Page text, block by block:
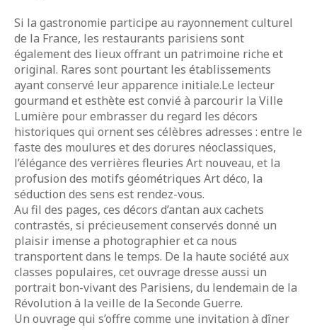
Si la gastronomie participe au rayonnement culturel
de la France, les restaurants parisiens sont
également des lieux offrant un patrimoine riche et
original. Rares sont pourtant les établissements
ayant conservé leur apparence initiale.Le lecteur
gourmand et esthète est convié à parcourir la Ville
Lumière pour embrasser du regard les décors
historiques qui ornent ses célèbres adresses : entre le
faste des moulures et des dorures néoclassiques,
l’élégance des verrières fleuries Art nouveau, et la
profusion des motifs géométriques Art déco, la
séduction des sens est rendez-vous.
Au fil des pages, ces décors d’antan aux cachets
contrastés, si précieusement conservés donné un
plaisir imense a photographier et ca nous
transportent dans le temps. De la haute société aux
classes populaires, cet ouvrage dresse aussi un
portrait bon-vivant des Parisiens, du lendemain de la
Révolution à la veille de la Seconde Guerre.
Un ouvrage qui s’offre comme une invitation à dîner